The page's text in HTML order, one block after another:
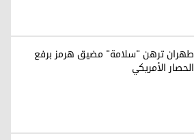
طهران ترهن "سلامة" مضيق هرمز برفع
الحصار الأمريكي